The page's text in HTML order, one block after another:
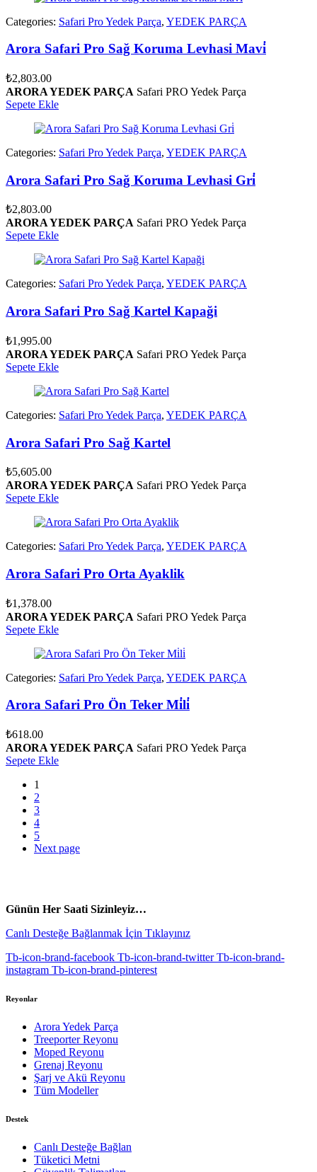
Categories: Safari Pro Yedek Parça, YEDEK PARÇA
Arora Safari Pro Sağ Koruma Levhasi Mavi̇
₺2,803.00
ARORA YEDEK PARÇA Safari PRO Yedek Parça
Sepete Ekle
Categories: Safari Pro Yedek Parça, YEDEK PARÇA
Arora Safari Pro Sağ Koruma Levhasi Gri̇
₺2,803.00
ARORA YEDEK PARÇA Safari PRO Yedek Parça
Sepete Ekle
Categories: Safari Pro Yedek Parça, YEDEK PARÇA
Arora Safari Pro Sağ Kartel Kapaği
₺1,995.00
ARORA YEDEK PARÇA Safari PRO Yedek Parça
Sepete Ekle
Categories: Safari Pro Yedek Parça, YEDEK PARÇA
Arora Safari Pro Sağ Kartel
₺5,605.00
ARORA YEDEK PARÇA Safari PRO Yedek Parça
Sepete Ekle
Categories: Safari Pro Yedek Parça, YEDEK PARÇA
Arora Safari Pro Orta Ayaklik
₺1,378.00
ARORA YEDEK PARÇA Safari PRO Yedek Parça
Sepete Ekle
Categories: Safari Pro Yedek Parça, YEDEK PARÇA
Arora Safari Pro Ön Teker Mi̇li̇
₺618.00
ARORA YEDEK PARÇA Safari PRO Yedek Parça
Sepete Ekle
1
2
3
4
5
Next page
Günün Her Saati Sizinleyiz…
Canlı Desteğe Bağlanmak İçin Tıklayınız
Tb-icon-brand-facebook Tb-icon-brand-twitter Tb-icon-brand-
instagram Tb-icon-brand-pinterest
Reyonlar
Arora Yedek Parça
Treeporter Reyonu
Moped Reyonu
Grenaj Reyonu
Şarj ve Akü Reyonu
Tüm Modeller
Destek
Canlı Desteğe Bağlan
Tüketici Metni